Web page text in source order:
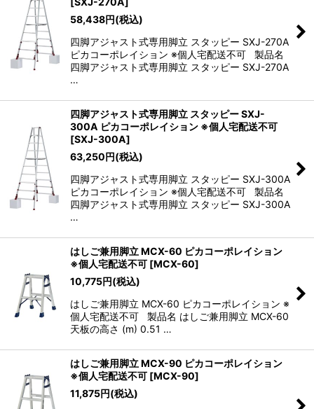
58,438円(税込)
四脚アジャスト式専用脚立 スタッピー SXJ-270A
ピカコーポレイション ※個人宅配送不可 製品名
四脚アジャスト式専用脚立 スタッピー SXJ-270A
…
四脚アジャスト式専用脚立 スタッピー SXJ-
300A ピカコーポレイション ※個人宅配送不可
[SXJ-300A]
63,250円(税込)
四脚アジャスト式専用脚立 スタッピー SXJ-300A
ピカコーポレイション ※個人宅配送不可 製品名
四脚アジャスト式専用脚立 スタッピー SXJ-300A
…
はしご兼用脚立 MCX-60 ピカコーポレイション
※個人宅配送不可 [MCX-60]
10,775円(税込)
はしご兼用脚立 MCX-60 ピカコーポレイション ※
個人宅配送不可 製品名 はしご兼用脚立 MCX-60
天板の高さ (m) 0.51 …
はしご兼用脚立 MCX-90 ピカコーポレイション
※個人宅配送不可 [MCX-90]
11,875円(税込)